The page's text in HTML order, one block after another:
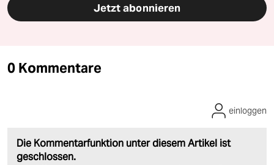
Jetzt abonnieren
0 Kommentare
Die Kommentarfunktion unter diesem Artikel ist
geschlossen.
einloggen